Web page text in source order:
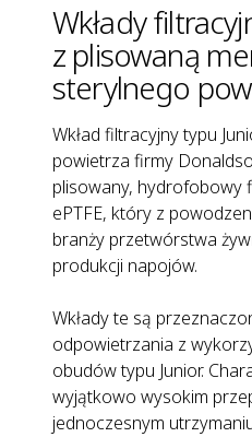
Wkłady
z plisowaną
sterylnego
Wkład filtracyjny typu
powietrza firmy
plisowany, hydrofobowy
ePTFE, który z
branży przetwórstwa
produkcji napojów.
Wkłady te są
odpowietrzania z
obudów typu Junior.
wyjątkowo wysokim
jednoczesnym